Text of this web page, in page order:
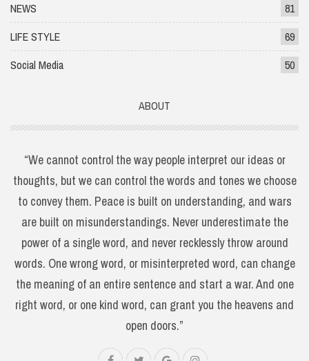
NEWS
81
LIFE STYLE
69
Social Media
50
ABOUT
“We cannot control the way people interpret our ideas or
thoughts, but we can control the words and tones we choose
to convey them. Peace is built on understanding, and wars
are built on misunderstandings. Never underestimate the
power of a single word, and never recklessly throw around
words. One wrong word, or misinterpreted word, can change
the meaning of an entire sentence and start a war. And one
right word, or one kind word, can grant you the heavens and
open doors.”